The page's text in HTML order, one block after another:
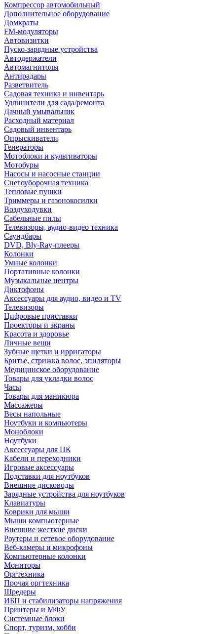
Компрессор автомобильный
Дополнительное оборудование
Домкраты
FM-модуляторы
Автовизитки
Пуско-зарядные устройства
Автодержатели
Автомагнитолы
Антирадары
Разветвитель
Садовая техника и инвентарь
Удлинители для сада/ремонта
Дачный умывальник
Расходный материал
Садовый инвентарь
Опрыскиватели
Генераторы
Мотоблоки и культиваторы
Мотобуры
Насосы и насосные станции
Снегоуборочная техника
Тепловые пушки
Триммеры и газонокосилки
Воздуходувки
Сабельные пилы
Телевизоры, аудио-видео техника
Саундбары
DVD, Bly-Ray-плееры
Колонки
Умные колонки
Портативные колонки
Музыкальные центры
Диктофоны
Аксессуары для аудио, видео и TV
Телевизоры
Цифровые приставки
Проекторы и экраны
Красота и здоровье
Личные вещи
Зубные щетки и ирригаторы
Бритье, стрижка волос, эпиляторы
Медицинское оборудование
Товары для укладки волос
Часы
Товары для маникюра
Массажеры
Весы напольные
Ноутбуки и компьютеры
Моноблоки
Ноутбуки
Аксессуары для ПК
Кабели и переходники
Игровые аксессуары
Подставки для ноутбуков
Внешние дисководы
Зарядные устройства для ноутбуков
Клавиатуры
Коврики для мыши
Мыши компьютерные
Внешние жесткие диски
Роутеры и сетевое оборудование
Веб-камеры и микрофоны
Компьютерные колонки
Мониторы
Оргтехника
Прочая оргтехника
Шредеры
ИБП и стабилизаторы напряжения
Принтеры и МФУ
Системные блоки
Спорт, туризм, хобби